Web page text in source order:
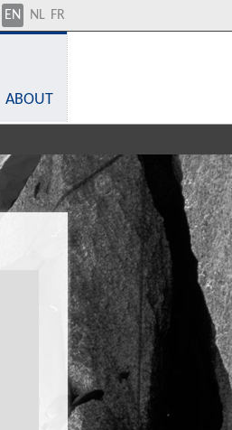
EN FR
NL
ABOUT